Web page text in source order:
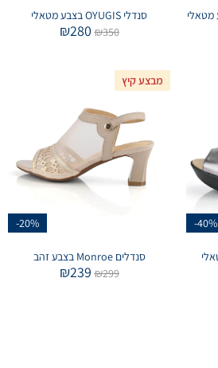
סנדלי OYUGIS בצבע מטאלי
₪350
₪280
-40%
מבצע קיץ
-20%
סנדלים Monroe בצבע זהב
₪299
₪239